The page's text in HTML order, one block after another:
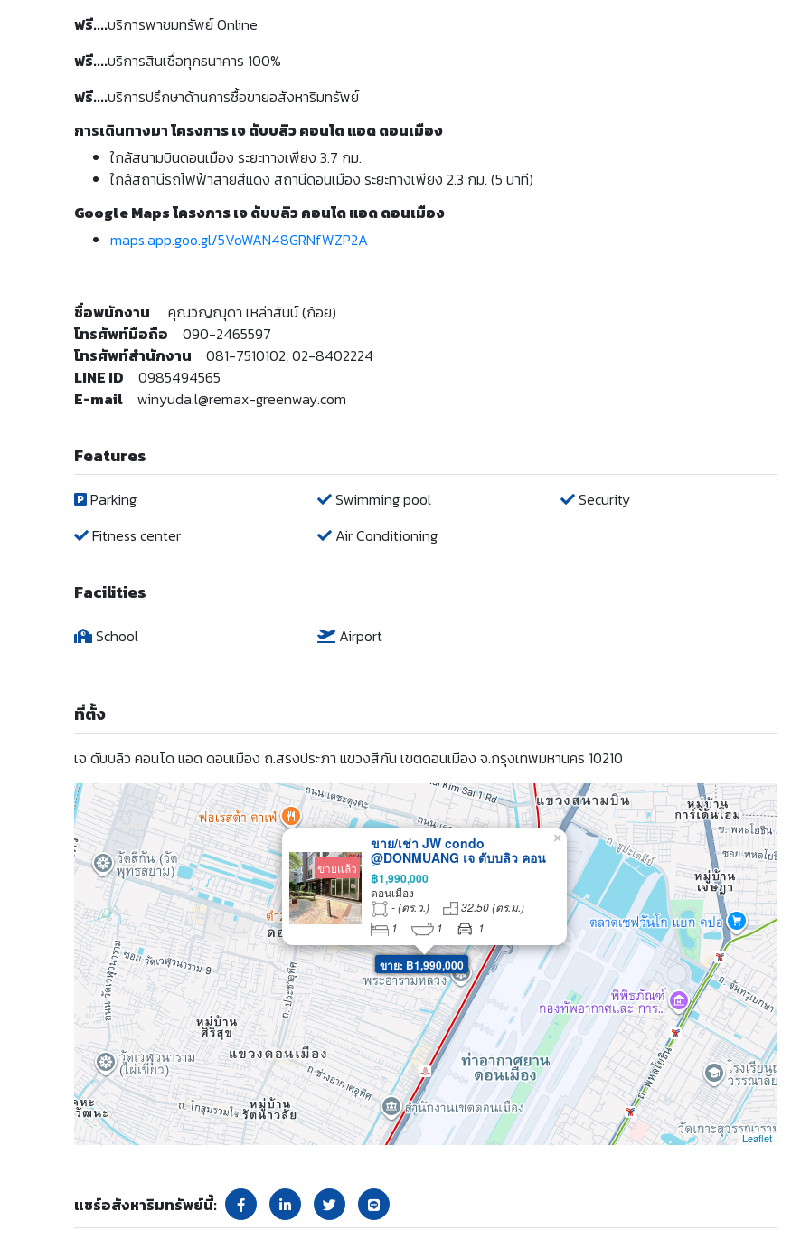
ฟรี....บริการพาชมทรัพย์ Online
ฟรี....บริการสินเชื่อทุกธนาคาร 100%
ฟรี....บริการปรึกษาด้านการซื้อขายอสังหาริมทรัพย์
การเดินทางมาโครงการ เจ ดับบลิว คอนโด แอด ดอนเมือง
ใกล้สนามบินดอนเมือง ระยะทางเพียง 3.7 กม.
ใกล้สถานีรถไฟฟ้าสายสีแดง สถานีดอนเมือง ระยะทางเพียง 2.3 กม. (5 นาที)
Google Maps โครงการ เจ ดับบลิว คอนโด แอด ดอนเมือง
maps.app.goo.gl/5VoWAN48GRNfWZP2A
ชื่อพนักงาน คุณวิญญุดา เหล่าสันน์ (ก้อย)
โทรศัพท์มือถือ 090-2465597
โทรศัพท์สำนักงาน 081-7510102, 02-8402224
LINE ID 0985494565
E-mail winyuda.l@remax-greenway.com
Features
Parking Swimming pool
Security
Fitness center
Air Conditioning
Facilities
School Airport
ที่ตั้ง
เจ ดับบลิว คอนโด แอด ดอนเมือง ถ.สรงประภา แขวงสีกัน เขตดอนเมือง จ.กรุงเทพมหานคร 10210
ขาย: ฿1,990,000
ขายแล้ว
ขาย/เช่า JW condo
@DONMUANG เจ ดับบลิว คอน
โด ดอนเมือง สำหรับทำออฟฟิศ อยู่
อาศัย กิจการร้านค้า ใกล้รถไฟฟ้า
สายสีแดง ใกล้สนามบินดอนเมือง
฿1,990,000
ดอนเมือง
- (ตร.ว.)
32.50 (ตร.ม.)
1
1 1
×
Leaflet
แชร์อสังหาริมทรัพย์นี้: